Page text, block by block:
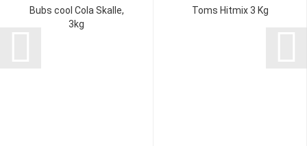
Bubs cool Cola Skalle,
3kg
Toms Hitmix 3 Kg